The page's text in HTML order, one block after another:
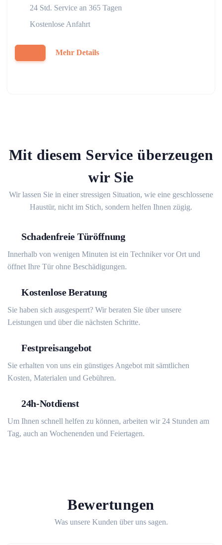
24 Std. Service an 365 Tagen
Kostenlose Anfahrt
Mehr Details
Mit diesem Service überzeugen
wir Sie
Wir lassen Sie in einer stressigen Situation, wie eine geschlossene
Haustür, nicht im Stich, sondern helfen Ihnen zügig.
Schadenfreie Türöffnung
Innerhalb von wenigen Minuten ist ein Techniker vor Ort und
öffnet Ihre Tür ohne Beschädigungen.
Kostenlose Beratung
Sie haben sich ausgesperrt? Wir beraten Sie über unsere
Leistungen und über die nächsten Schritte.
Festpreisangebot
Sie erhalten von uns ein günstiges Angebot mit sämtlichen
Kosten, Materialen und Gebühren.
24h-Notdienst
Um Ihnen schnell helfen zu können, arbeiten wir 24 Stunden am
Tag, auch an Wochenenden und Feiertagen.
Bewertungen
Was unsere Kunden über uns sagen.